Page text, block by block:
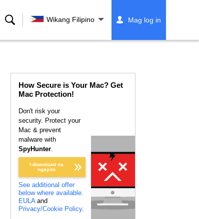
PaghahanapWikang Filipino Mag log in
How Secure is Your Mac? Get
Mac Protection!
Don't risk your
security. Protect your
Mac & prevent
malware with
SpyHunter.
I-download na
ngayon
See additional offer
below where available.
EULAand
Privacy/Cookie Policy.